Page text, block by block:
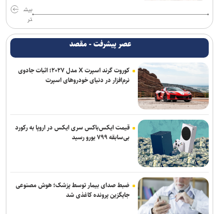
بیش
تر
عصر پیشرفت - مقصد
کوروت گرند اسپرت X مدل ۲۰۲۷؛ اثبات جادوی
نرم‌افزار در دنیای خودروهای اسپرت
قیمت ایکس‌باکس سری ایکس در اروپا به رکورد
بی‌سابقه ۷۹۹ یورو رسید
ضبط صدای بیمار توسط پزشک؛ هوش مصنوعی
جایگزین پرونده کاغذی شد